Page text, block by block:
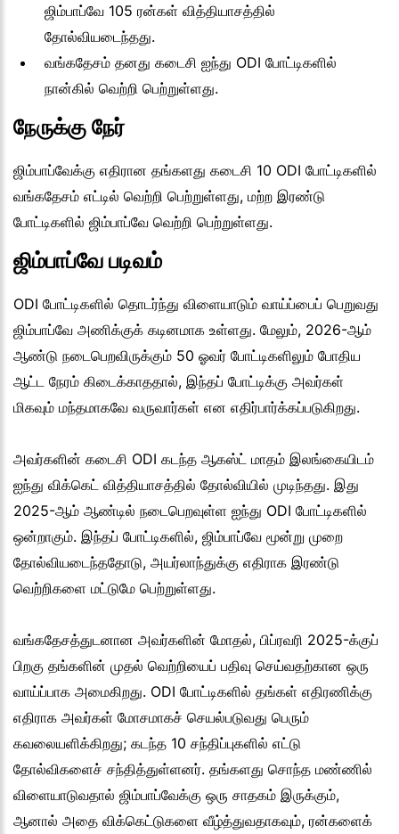
ஜிம்பாப்வே 105 ரன்கள் வித்தியாசத்தில்
தோல்வியடைந்தது.
வங்கதேசம் தனது கடைசி ஐந்து ODI போட்டிகளில்
நான்கில் வெற்றி பெற்றுள்ளது.
நேருக்கு நேர்
ஜிம்பாப்வேக்கு எதிரான தங்களது கடைசி 10 ODI போட்டிகளில்
வங்கதேசம் எட்டில் வெற்றி பெற்றுள்ளது, மற்ற இரண்டு
போட்டிகளில் ஜிம்பாப்வே வெற்றி பெற்றுள்ளது.
ஜிம்பாப்வே படிவம்
ODI போட்டிகளில் தொடர்ந்து விளையாடும் வாய்ப்பைப் பெறுவது
ஜிம்பாப்வே அணிக்குக் கடினமாக உள்ளது. மேலும், 2026-ஆம்
ஆண்டு நடைபெறவிருக்கும் 50 ஓவர் போட்டிகளிலும் போதிய
ஆட்ட நேரம் கிடைக்காததால், இந்தப் போட்டிக்கு அவர்கள்
மிகவும் மந்தமாகவே வருவார்கள் என எதிர்பார்க்கப்படுகிறது.
அவர்களின் கடைசி ODI கடந்த ஆகஸ்ட் மாதம் இலங்கையிடம்
ஐந்து விக்கெட் வித்தியாசத்தில் தோல்வியில் முடிந்தது. இது
2025-ஆம் ஆண்டில் நடைபெறவுள்ள ஐந்து ODI போட்டிகளில்
ஒன்றாகும். இந்தப் போட்டிகளில், ஜிம்பாப்வே மூன்று முறை
தோல்வியடைந்ததோடு, அயர்லாந்துக்கு எதிராக இரண்டு
வெற்றிகளை மட்டுமே பெற்றுள்ளது.
வங்கதேசத்துடனான அவர்களின் மோதல், பிப்ரவரி 2025-க்குப்
பிறகு தங்களின் முதல் வெற்றியைப் பதிவு செய்வதற்கான ஒரு
வாய்ப்பாக அமைகிறது. ODI போட்டிகளில் தங்கள் எதிரணிக்கு
எதிராக அவர்கள் மோசமாகச் செயல்படுவது பெரும்
கவலையளிக்கிறது; கடந்த 10 சந்திப்புகளில் எட்டு
தோல்விகளைச் சந்தித்துள்ளனர். தங்களது சொந்த மண்ணில்
விளையாடுவதால் ஜிம்பாப்வேக்கு ஒரு சாதகம் இருக்கும்,
ஆனால் அதை விக்கெட்டுகளை வீழ்த்துவதாகவும், ரன்களைக்